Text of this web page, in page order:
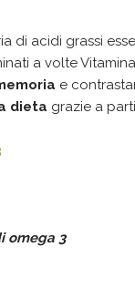
di acidi grassi
a volte
e
dieta grazie a
omega 3